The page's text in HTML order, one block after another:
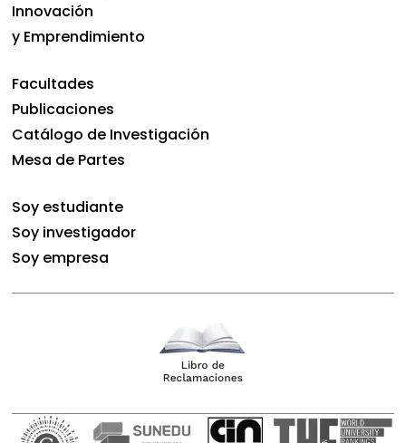
Innovación
y Emprendimiento
Facultades
Publicaciones
Catálogo de Investigación
Mesa de Partes
Soy estudiante
Soy investigador
Soy empresa